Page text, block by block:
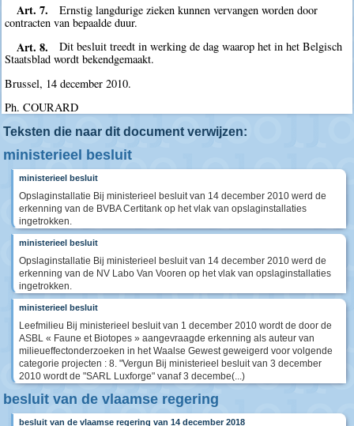
Art. 7.
Ernstig langdurige zieken kunnen vervangen worden door
contracten van bepaalde duur.
Art. 8.
Dit besluit treedt in werking de dag waarop het in het Belgisch
Staatsblad wordt bekendgemaakt.
Brussel, 14 december 2010.
Ph. COURARD
Teksten die naar dit document verwijzen:
ministerieel besluit
ministerieel besluit
Opslaginstallatie Bij ministerieel besluit van 14 december 2010 werd de
erkenning van de BVBA Certitank op het vlak van opslaginstallaties
ingetrokken.
ministerieel besluit
Opslaginstallatie Bij ministerieel besluit van 14 december 2010 werd de
erkenning van de NV Labo Van Vooren op het vlak van opslaginstallaties
ingetrokken.
ministerieel besluit
Leefmilieu Bij ministerieel besluit van 1 december 2010 wordt de door de
ASBL « Faune et Biotopes » aangevraagde erkenning als auteur van
milieueffectonderzoeken in het Waalse Gewest geweigerd voor volgende
categorie projecten : 8. "Vergun Bij ministerieel besluit van 3 december
2010 wordt de "SARL Luxforge" vanaf 3 decembe(...)
besluit van de vlaamse regering
besluit van de vlaamse regering van 14 december 2018